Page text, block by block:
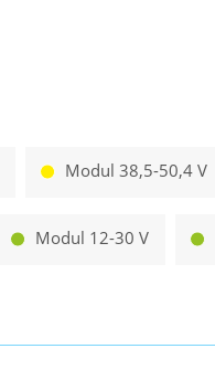
Modul 38,5-50,4 V
Modul 12-30 V